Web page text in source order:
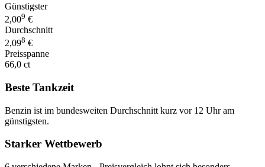
Günstigster
2,009 €
Durchschnitt
2,098 €
Preisspanne
66,0 ct
Beste Tankzeit
Benzin ist im bundesweiten Durchschnitt kurz vor 12 Uhr am
günstigsten.
Starker Wettbewerb